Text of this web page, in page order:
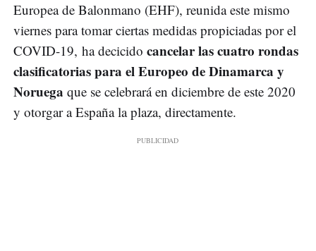
Europea de Balonmano (EHF), reunida este mismo
viernes para tomar ciertas medidas propiciadas por el
COVID-19, ha decicido cancelar las cuatro rondas
clasificatorias para el Europeo de Dinamarca y
Noruega que se celebrará en diciembre de este 2020
y otorgar a España la plaza, directamente.